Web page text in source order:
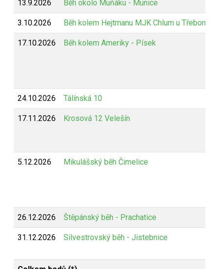
13.9.2026 Běh okolo Muňáku - Munice
3.10.2026 Běh kolem Hejtmanu MJK Chlum u Třeboně
17.10.2026 Běh kolem Ameriky - Písek
24.10.2026 Tálínská 10
17.11.2026 Krosová 12 Velešín
5.12.2026 Mikulášský běh Čimelice
26.12.2026 Štěpánský běh - Prachatice
31.12.2026 Silvestrovský běh - Jistebnice